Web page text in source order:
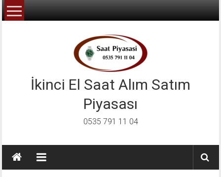
İçeriğe
geç
İkinci El Saat Alım Satım
Piyasası
0535 791 11 04